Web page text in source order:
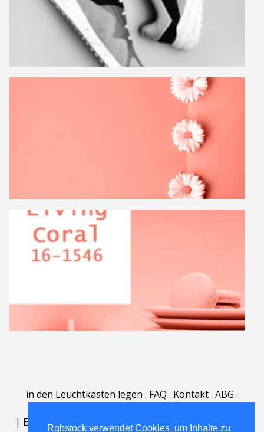
Rgbstock verwendet Cookies, um Inhalte zu
in den Leuchtkasten legen . FAQ . Kontakt. ABG .
| English | Deutsch Español | Polski | Português